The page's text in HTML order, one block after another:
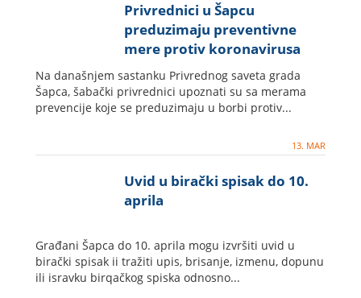
Privrednici u Šapcu
preduzimaju preventivne
mere protiv koronavirusa
Na današnjem sastanku Privrednog saveta grada
Šapca, šabački privrednici upoznati su sa merama
prevencije koje se preduzimaju u borbi protiv...
13. MAR
Uvid u birački spisak do 10.
aprila
Građani Šapca do 10. aprila mogu izvršiti uvid u
birački spisak ii tražiti upis, brisanje, izmenu, dopunu
ili isravku birqačkog spiska odnosno...